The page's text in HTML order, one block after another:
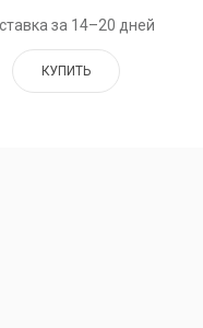
за 14–20 дней
КУПИТЬ